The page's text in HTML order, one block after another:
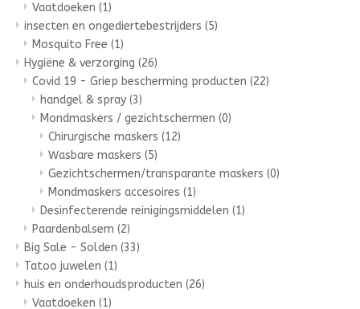
Vaatdoeken (1)
insecten en ongediertebestrijders (5)
Mosquito Free (1)
Hygiëne & verzorging (26)
Covid 19 - Griep bescherming producten (22)
handgel & spray (3)
Mondmaskers / gezichtschermen (0)
Chirurgische maskers (12)
Wasbare maskers (5)
Gezichtschermen/transparante maskers (0)
Mondmaskers accesoires (1)
Desinfecterende reinigingsmiddelen (1)
Paardenbalsem (2)
Big Sale - Solden (33)
Tatoo juwelen (1)
huis en onderhoudsproducten (26)
Vaatdoeken (1)